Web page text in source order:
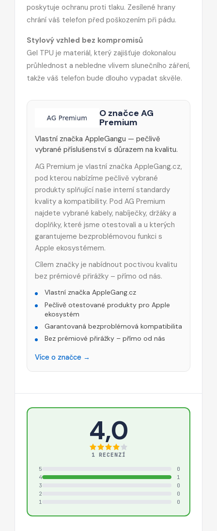
poskytuje ochranu proti tlaku. Zesílené hrany
chrání váš telefon před poškozením při pádu.
Stylový vzhled bez kompromisů
Gel TPU je materiál, který zajišťuje dokonalou
průhlednost a nebledne vlivem slunečního záření,
takže váš telefon bude dlouho vypadat skvěle.
O značce AG
Premium
Vlastní značka AppleGangu — pečlivě
vybrané příslušenství s důrazem na kvalitu.
AG Premium je vlastní značka AppleGang.cz,
pod kterou nabízíme pečlivě vybrané
produkty splňující naše interní standardy
kvality a kompatibility. Pod AG Premium
najdete vybrané kabely, nabíječky, držáky a
doplňky, které jsme otestovali a u kterých
garantujeme bezproblémovou funkci s
Apple ekosystémem.
Cílem značky je nabídnout poctivou kvalitu
bez prémiové přirážky – přímo od nás.
Vlastní značka AppleGang.cz
Pečlivě otestované produkty pro Apple
ekosystém
Garantovaná bezproblémová kompatibilita
Bez prémiové přirážky – přímo od nás
Více o značce →
4,0
1 RECENZÍ
5
0
4
1
3
0
2
0
1
0